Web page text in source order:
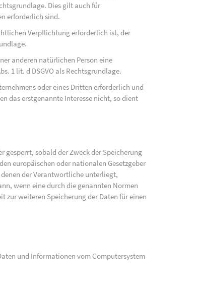
Dies gilt auch für
erforderlich sind.
Verpflichtung erforderlich ist, der
anderen natürlichen Person eine
1 lit. d DSGVO als Rechtsgrundlage.
oder eines Dritten erforderlich und
das erstgenannte Interesse nicht, so dient
gesperrt, sobald der Zweck der Speicherung
europäischen oder nationalen Gesetzgeber
der Verantwortliche unterliegt,
wenn eine durch die genannten Normen
zur weiteren Speicherung der Daten für einen
und Informationen vom Computersystem